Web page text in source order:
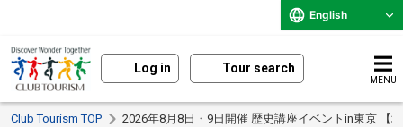
English
Log in Tour search
MENU
Club Tourism TOP 2026年8月8日・9日開催 歴史講座イベントin東京 【